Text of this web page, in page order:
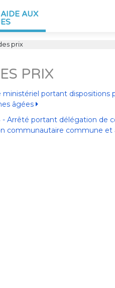
AUX
prix
PRIX
ministériel portant
âgées
- Arrêté portant délégation de
communautaire commune